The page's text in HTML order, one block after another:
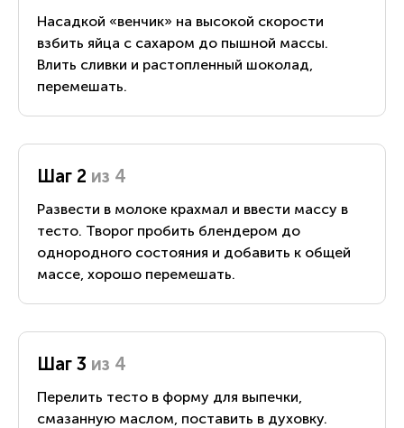
Насадкой «венчик» на высокой скорости
взбить яйца с сахаром до пышной массы.
Влить сливки и растопленный шоколад,
перемешать.
Шаг 2 из 4
Развести в молоке крахмал и ввести массу в
тесто. Творог пробить блендером до
однородного состояния и добавить к общей
массе, хорошо перемешать.
Шаг 3 из 4
Перелить тесто в форму для выпечки,
смазанную маслом, поставить в духовку.